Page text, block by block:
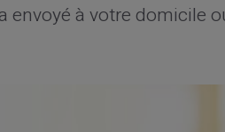
envoyé à votre domicile